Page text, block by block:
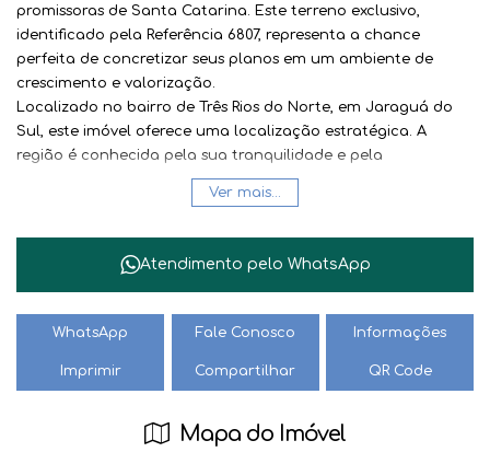
promissoras de Santa Catarina. Este terreno exclusivo,
identificado pela Referência 6807, representa a chance
perfeita de concretizar seus planos em um ambiente de
crescimento e valorização.
Localizado no bairro de Três Rios do Norte, em Jaraguá do
Sul, este imóvel oferece uma localização estratégica. A
região é conhecida pela sua tranquilidade e pela
proximidade com a natureza, sem abrir mão da conveniência
e do acesso facilitado aos principais pontos da cidade.
uma infraestrutura planejada, ideal para quem busca
segurança e qualidade de vida. Imagine-se projetando sua
o seu bem-estar, com ruas bem cuidadas e um entorno
Jaraguá do Sul
é um município que se destaca pelo seu
mesmo tempo, pela preservação de suas belezas naturais. A
cidade oferece uma excelente qualidade de vida, com ótimas
Ver mais...
Atendimento pelo WhatsApp
WhatsApp Fale Conosco Informações
Imprimir Compartilhar QR Code
Mapa do Imóvel